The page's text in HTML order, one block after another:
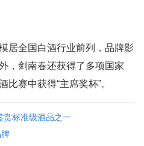
居全国白酒行业前列，品牌影
，剑南春还获得了多项国家
赛中获得“主席奖杯”。
赏标准级酒品之一